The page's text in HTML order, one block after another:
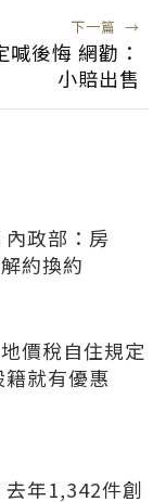
下一篇 →
後悔 網勸：
小賠出售
政部：房
約換約
價稅自住規定
就有優惠
年1,342件創